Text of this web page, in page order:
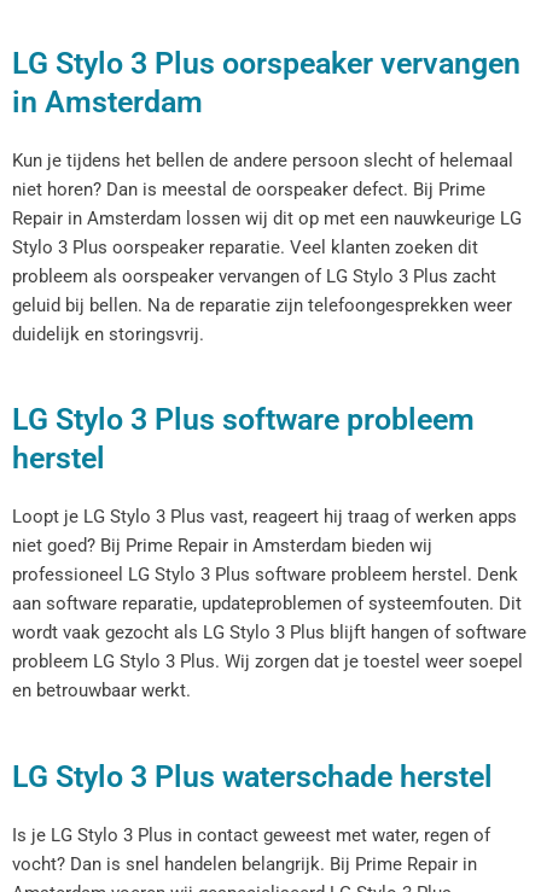
LG Stylo 3 Plus oorspeaker vervangen
in Amsterdam
Kun je tijdens het bellen de andere persoon slecht of helemaal
niet horen? Dan is meestal de oorspeaker defect. Bij Prime
Repair in Amsterdam lossen wij dit op met een nauwkeurige LG
Stylo 3 Plus oorspeaker reparatie. Veel klanten zoeken dit
probleem als oorspeaker vervangen of LG Stylo 3 Plus zacht
geluid bij bellen. Na de reparatie zijn telefoongesprekken weer
duidelijk en storingsvrij.
LG Stylo 3 Plus software probleem
herstel
Loopt je LG Stylo 3 Plus vast, reageert hij traag of werken apps
niet goed? Bij Prime Repair in Amsterdam bieden wij
professioneel LG Stylo 3 Plus software probleem herstel. Denk
aan software reparatie, updateproblemen of systeemfouten. Dit
wordt vaak gezocht als LG Stylo 3 Plus blijft hangen of software
probleem LG Stylo 3 Plus. Wij zorgen dat je toestel weer soepel
en betrouwbaar werkt.
LG Stylo 3 Plus waterschade herstel
Is je LG Stylo 3 Plus in contact geweest met water, regen of
vocht? Dan is snel handelen belangrijk. Bij Prime Repair in